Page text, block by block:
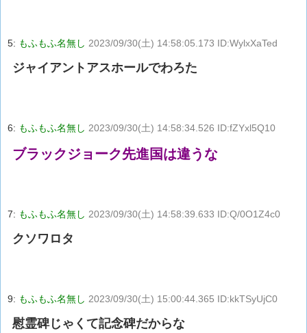
5: もふもふ名無し 2023/09/30(土) 14:58:05.173 ID:WylxXaTed
ジャイアントアスホールでわろた
6: もふもふ名無し 2023/09/30(土) 14:58:34.526 ID:fZYxl5Q10
ブラックジョーク先進国は違うな
7: もふもふ名無し 2023/09/30(土) 14:58:39.633 ID:Q/0O1Z4c0
クソワロタ
9: もふもふ名無し 2023/09/30(土) 15:00:44.365 ID:kkTSyUjC0
慰霊碑じゃくて記念碑だからな